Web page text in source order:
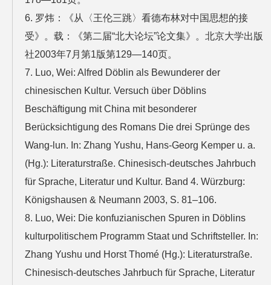
6. 罗炜：《从〈王伦三跳〉看德布林对中国思想的接
受》。载：《第二届“北大论坛”论文集》。北京大学出版
社2003年7月第1版第129—140页。
7. Luo, Wei: Alfred Döblin als Bewunderer der
chinesischen Kultur. Versuch über Döblins
Beschäftigung mit China mit besonderer
Berücksichtigung des Romans Die drei Sprünge des
Wang-lun. In: Zhang Yushu, Hans-Georg Kemper u. a.
(Hg.): Literaturstraße. Chinesisch-deutsches Jahrbuch
für Sprache, Literatur und Kultur. Band 4. Würzburg:
Königshausen & Neumann 2003, S. 81–106.
8. Luo, Wei: Die konfuzianischen Spuren in Döblins
kulturpolitischem Programm Staat und Schriftsteller. In:
Zhang Yushu und Horst Thomé (Hg.): Literaturstraße.
Chinesisch-deutsches Jahrbuch für Sprache, Literatur